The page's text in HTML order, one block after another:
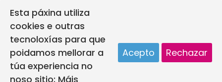
Login
Política de privacidade
Política de protección infantil
Política de Cookies
Deseño web
A vila do mañá creada por
Esta páxina utiliza
cookies e outras
tecnoloxías para que
poidamos mellorar a
túa experiencia no
noso sitio: Máis
Acepto Rechazar